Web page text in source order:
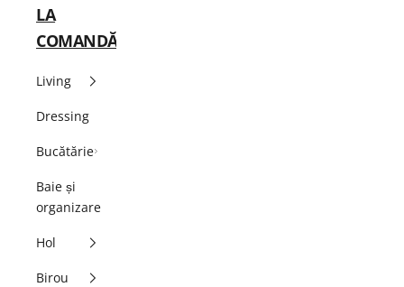
LA
COMANDĂ
Living
Dressing
Bucătărie
Baie și
organizare
Hol
Birou